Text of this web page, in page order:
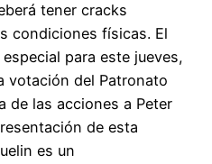
tener cracks
condiciones físicas. El
para este jueves,
votación del Patronato
de las acciones a Peter
de esta
es un